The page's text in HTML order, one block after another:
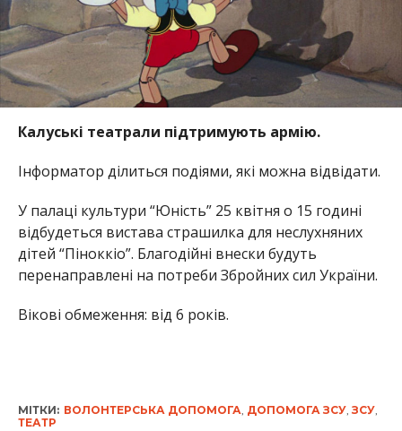
Калуські театрали підтримують армію.
Інформатор ділиться подіями, які можна відвідати.
У палаці культури “Юність” 25 квітня о 15 годині
відбудеться вистава страшилка для неслухняних
дітей “Піноккіо”. Благодійні внески будуть
перенаправлені на потреби Збройних сил України.
Вікові обмеження: від 6 років.
МІТКИ: ВОЛОНТЕРСЬКА ДОПОМОГА, ДОПОМОГА ЗСУ, ЗСУ,
ТЕАТР